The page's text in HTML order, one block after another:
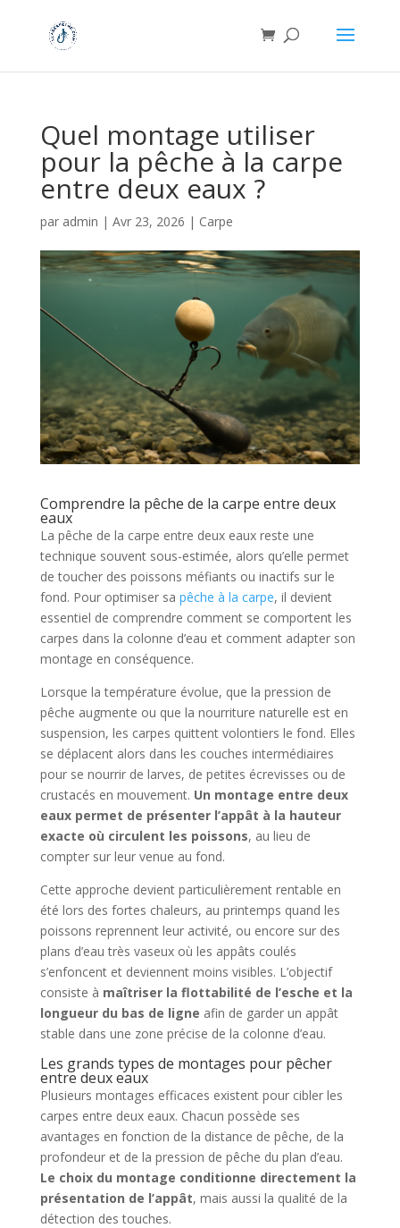
Quel montage utiliser
pour la pêche à la carpe
entre deux eaux ?
par admin | Avr 23, 2026 | Carpe
Comprendre la pêche de la carpe entre deux
eaux
La pêche de la carpe entre deux eaux reste une
technique souvent sous-estimée, alors qu’elle permet
de toucher des poissons méfiants ou inactifs sur le
fond. Pour optimiser sa pêche à la carpe, il devient
essentiel de comprendre comment se comportent les
carpes dans la colonne d’eau et comment adapter son
montage en conséquence.
Lorsque la température évolue, que la pression de
pêche augmente ou que la nourriture naturelle est en
suspension, les carpes quittent volontiers le fond. Elles
se déplacent alors dans les couches intermédiaires
pour se nourrir de larves, de petites écrevisses ou de
crustacés en mouvement. Un montage entre deux
eaux permet de présenter l’appât à la hauteur
exacte où circulent les poissons, au lieu de
compter sur leur venue au fond.
Cette approche devient particulièrement rentable en
été lors des fortes chaleurs, au printemps quand les
poissons reprennent leur activité, ou encore sur des
plans d’eau très vaseux où les appâts coulés
s’enfoncent et deviennent moins visibles. L’objectif
consiste à maîtriser la flottabilité de l’esche et la
longueur du bas de ligne afin de garder un appât
stable dans une zone précise de la colonne d’eau.
Les grands types de montages pour pêcher
entre deux eaux
Plusieurs montages efficaces existent pour cibler les
carpes entre deux eaux. Chacun possède ses
avantages en fonction de la distance de pêche, de la
profondeur et de la pression de pêche du plan d’eau.
Le choix du montage conditionne directement la
présentation de l’appât, mais aussi la qualité de la
détection des touches.